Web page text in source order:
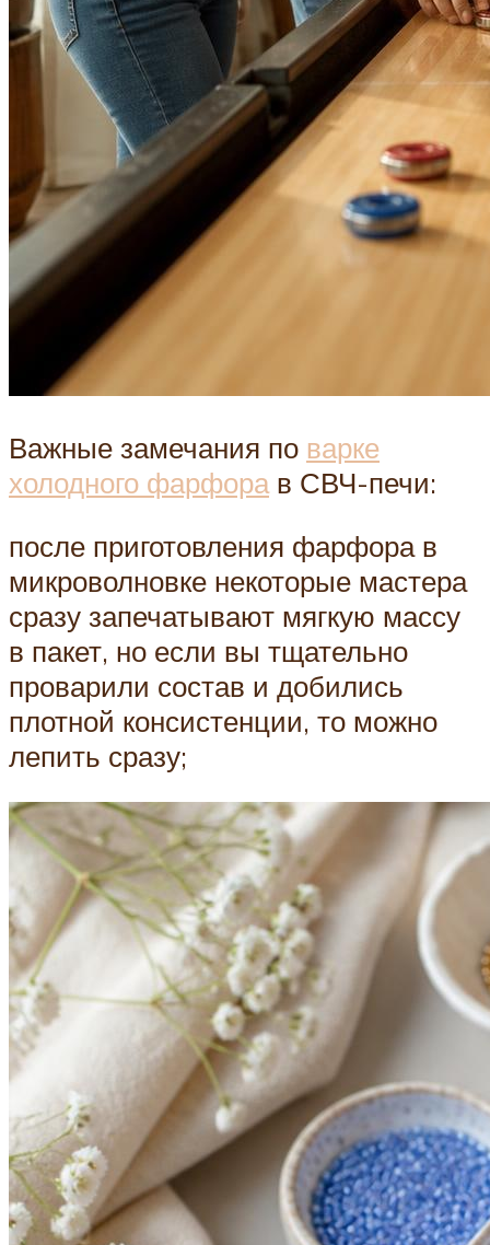
Важные замечания по варке
холодного фарфорав СВЧ-печи:
после приготовления фарфора в
микроволновке некоторые мастера
сразу запечатывают мягкую массу
в пакет, но если вы тщательно
проварили состав и добились
плотной консистенции, то можно
лепить сразу;